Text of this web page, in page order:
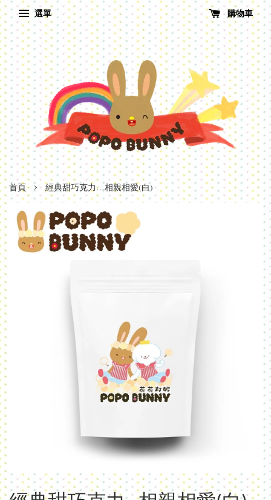
選單 購物車
首頁 › 經典甜巧克力…相親相愛(白)